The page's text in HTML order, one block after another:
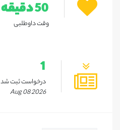
50 دقیقه
وقت داوطلبی
1
درخواست ثبت شد
Aug 08 2026